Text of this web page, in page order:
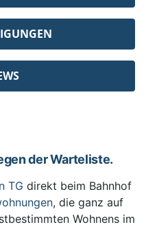
der Warteliste.
TG direkt beim Bahnhof
, die ganz auf
Wohnens im